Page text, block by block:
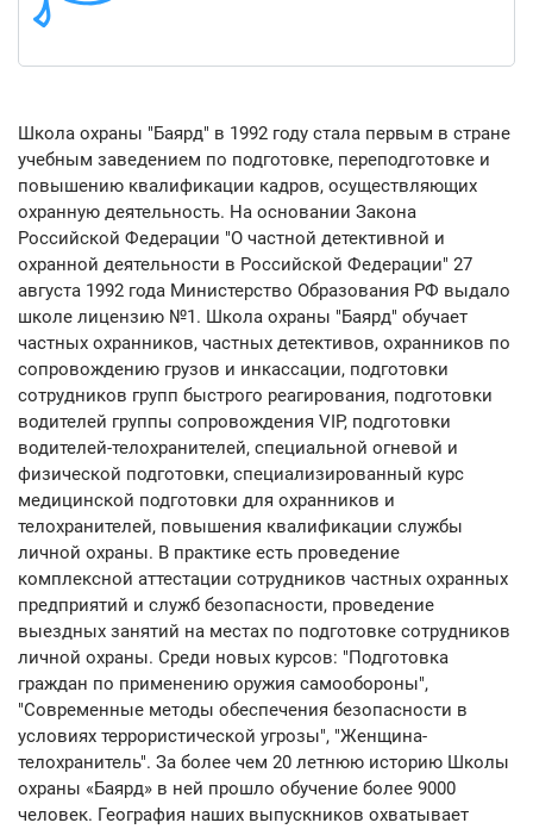
Школа охраны "Баярд" в 1992 году стала первым в стране
учебным заведением по подготовке, переподготовке и
повышению квалификации кадров, осуществляющих
охранную деятельность. На основании Закона
Российской Федерации "О частной детективной и
охранной деятельности в Российской Федерации" 27
августа 1992 года Министерство Образования РФ выдало
школе лицензию №1. Школа охраны "Баярд" обучает
частных охранников, частных детективов, охранников по
сопровождению грузов и инкассации, подготовки
сотрудников групп быстрого реагирования, подготовки
водителей группы сопровождения VIP, подготовки
водителей-телохранителей, специальной огневой и
физической подготовки, специализированный курс
медицинской подготовки для охранников и
телохранителей, повышения квалификации службы
личной охраны. В практике есть проведение
комплексной аттестации сотрудников частных охранных
предприятий и служб безопасности, проведение
выездных занятий на местах по подготовке сотрудников
личной охраны. Среди новых курсов: "Подготовка
граждан по применению оружия самообороны",
"Современные методы обеспечения безопасности в
условиях террористической угрозы", "Женщина-
телохранитель". За более чем 20 летнюю историю Школы
охраны «Баярд» в ней прошло обучение более 9000
человек. География наших выпускников охватывает